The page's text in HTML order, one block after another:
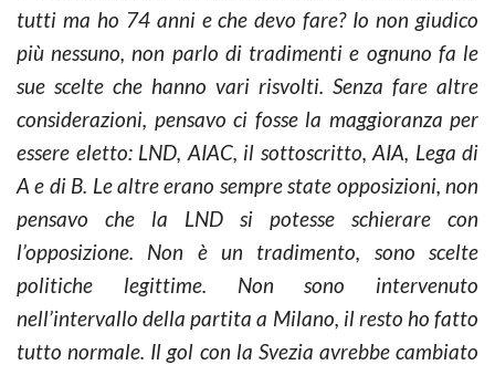
tutti ma ho 74 anni e che devo fare? Io non giudico
più nessuno, non parlo di tradimenti e ognuno fa le
sue scelte che hanno vari risvolti. Senza fare altre
considerazioni, pensavo ci fosse la maggioranza per
essere eletto: LND, AIAC, il sottoscritto, AIA, Lega di
A e di B. Le altre erano sempre state opposizioni, non
pensavo che la LND si potesse schierare con
l’opposizione. Non è un tradimento, sono scelte
politiche legittime. Non sono intervenuto
nell’intervallo della partita a Milano, il resto ho fatto
tutto normale. Il gol con la Svezia avrebbe cambiato